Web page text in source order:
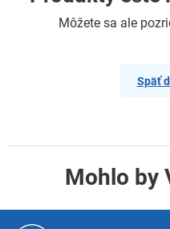
Môžete sa ale
Späť
Mohlo by